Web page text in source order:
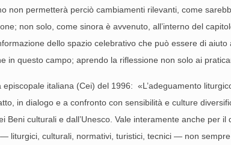
non permetterà perciò cambiamenti rilevanti, come
non solo, come sinora è avvenuto, all’interno del
dello spazio celebrativo che può essere di
in questo campo; aprendo la riflessione non solo ai
italiana (Cei) del 1996: «L’adeguamento
in dialogo e a confronto con sensibilità e culture
Beni culturali e dall’Unesco. Vale interamente anche
liturgici, culturali, normativi, turistici, tecnici — non sempre